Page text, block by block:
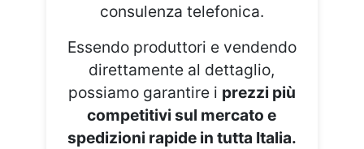
consulenza telefonica.
Essendo produttori e vendendo
direttamente al dettaglio,
possiamo garantire i prezzi più
competitivi sul mercato e
spedizioni rapide in tutta Italia.